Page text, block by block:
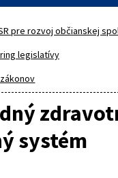
pre rozvoj občianskej
legislatívy
systém